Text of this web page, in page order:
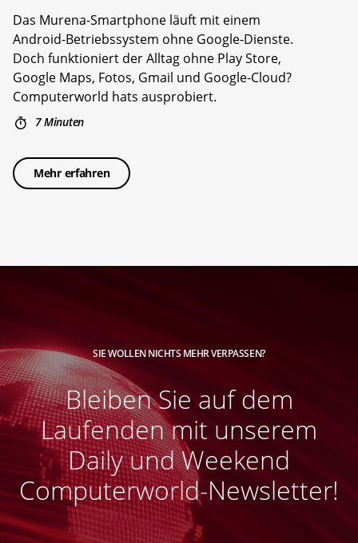
Das Murena-Smartphone läuft mit einem
Android-Betriebssystem ohne Google-Dienste.
Doch funktioniert der Alltag ohne Play Store,
Google Maps, Fotos, Gmail und Google-Cloud?
Computerworld hats ausprobiert.
7 Minuten
Mehr erfahren
SIE WOLLEN NICHTS MEHR VERPASSEN?
Bleiben Sie auf dem
Laufenden mit unserem
Daily und Weekend
Computerworld-Newsletter!